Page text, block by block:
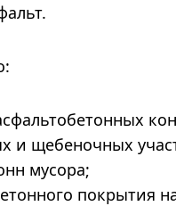
и щебеночных
мусора;
покрытия